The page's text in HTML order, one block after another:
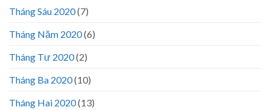
Tháng Sáu 2020(7)
Tháng Năm 2020(6)
Tháng Tư 2020(2)
Tháng Ba 2020(10)
Tháng Hai 2020(13)